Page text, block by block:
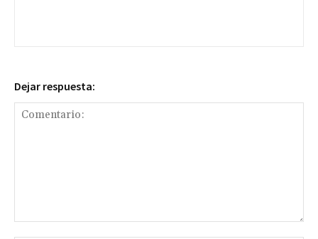
Dejar respuesta: